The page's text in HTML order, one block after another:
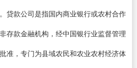
贷款公司是指国内商业银行或农村合作
存款金融机构，经中国银行业监督管理
准，专门为县域农民和农业农村经济体